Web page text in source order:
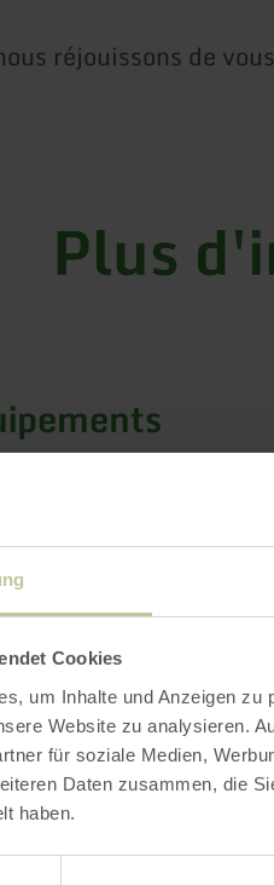
Cookies
um Inhalte und Anzeigen
Website zu analysieren.
für soziale Medien,
Daten zusammen, die
haben.
réjouissons de
Plus